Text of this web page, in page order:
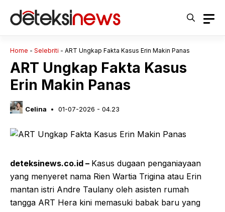
Home - Selebriti - ART Ungkap Fakta Kasus Erin Makin Panas
ART Ungkap Fakta Kasus
Erin Makin Panas
Celina 01-07-2026 - 04.23
deteksinews.co.id – Kasus dugaan penganiayaan
yang menyeret nama Rien Wartia Trigina atau Erin
mantan istri Andre Taulany oleh asisten rumah
tangga ART Hera kini memasuki babak baru yang